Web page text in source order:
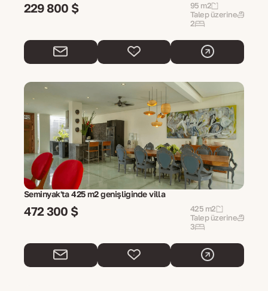
229 800 $
95 m2
Talep üzerine
2
Seminyak'ta 425 m2 genişliğinde villa
472 300 $
425 m2
Talep üzerine
3